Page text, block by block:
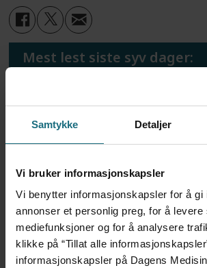
Samtykke Detaljer
Vi bruker informasjonskapsler
Vi benytter informasjonskapsler for å gi
annonser et personlig preg, for å levere
mediefunksjoner og for å analysere
klikke på “Tillat alle
informasjonskapsler på Dagens
Mest lest siste syv dager:
Vi trenger en
psykisk
4 dager siden
Flytter
frigjør tid for
helsepersonell:
helt magisk å
forvakt nå
4 dager siden